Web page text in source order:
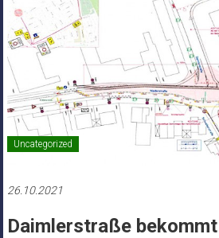
Uncategorized
26.10.2021
Daimlerstraße